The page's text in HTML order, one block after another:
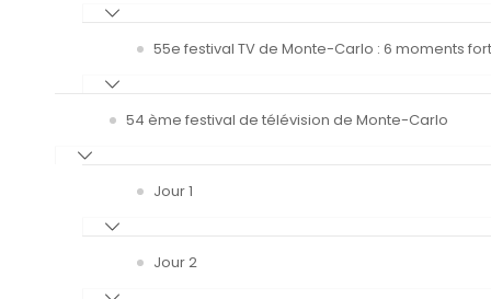
55e festival TV de Monte-Carlo : 6 moments
54 ème festival de télévision de Monte-Carlo
Jour 1
Jour 2